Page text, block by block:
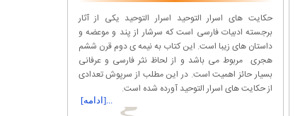
حکایت های اسرار التوحید اسرار التوحید یکی از آثار
برجسته ادبیات فارسی است که سرشار از پند و موعضه و
داستان های زیبا است. این کتاب به نیمه ی دوم قرن ششم
هجری مربوط می باشد و از لحاظ نثر فارسی و عرفانی
بسیار حائز اهمیت است. در این مطلب از سرپوش تعدادی
از حکایت های اسرار التوحید آورده شده است.
...[ادامه]